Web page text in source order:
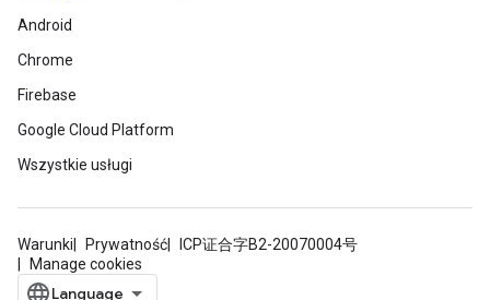
Android
Chrome
Firebase
Google Cloud Platform
Wszystkie usługi
Warunki Prywatność
ICP证合字B2-20070004号
Manage cookies